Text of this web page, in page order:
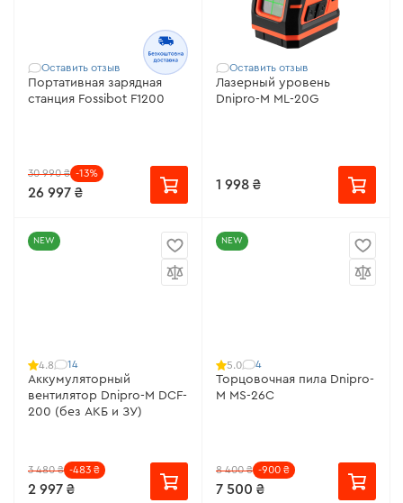
Оставить отзыв
Портативная зарядная
станция Fossibot F1200
30 990 ₴ -13%
26 997 ₴
Оставить отзыв
Лазерный уровень
Dnipro-M ML-20G
1 998 ₴
NEW
4.8 14
Аккумуляторный
вентилятор Dnipro-M DCF-
200 (без АКБ и ЗУ)
3 480 ₴ -483 ₴
2 997 ₴
NEW
5.0 4
Торцовочная пила Dnipro-
M MS-26C
8 400 ₴ -900 ₴
7 500 ₴